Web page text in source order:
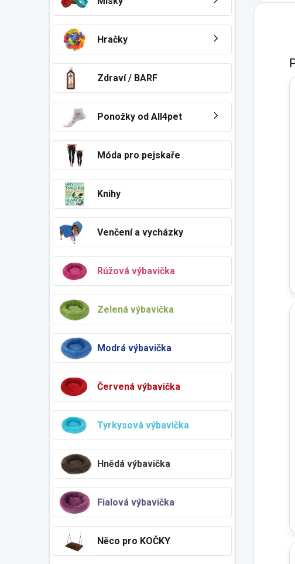
Hračky
Zdraví / BARF
Ponožky od All4pet
Móda pro pejskaře
Knihy
Venčení a vycházky
Růžová výbavička
Zelená výbavička
Modrá výbavička
Červená výbavička
Tyrkysová výbavička
Hnědá výbavička
Fialová výbavička
Něco pro KOČKY